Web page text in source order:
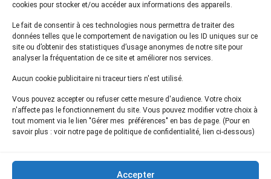
cookies pour stocker et/ou accéder aux informations des appareils.
Le fait de consentir à ces technologies nous permettra de traiter des
données telles que le comportement de navigation ou les ID uniques sur ce
site ou d’obtenir des statistiques d’usage anonymes de notre site pour
analyser la fréquentation de ce site et améliorer nos services.
Aucun cookie publicitaire ni traceur tiers n'est utilisé.
Vous pouvez accepter ou refuser cette mesure d'audience. Votre choix
n'affecte pas le fonctionnement du site. Vous pouvez modifier votre choix à
tout moment via le lien "Gérer mes préférences" en bas de page. (Pour en
savoir plus : voir notre page de politique de confidentialité, lien ci-dessous)
Accepter
Actualités
Presse
Informations légales
Plan du site
Inscrivez-vous à notrenewsletter